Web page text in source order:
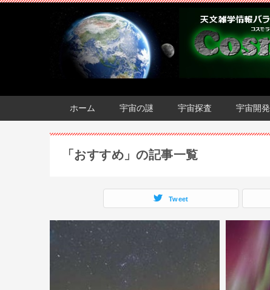
ホーム 宇宙の謎 宇宙探査 宇宙開発
「おすすめ」の記事一覧
Tweet